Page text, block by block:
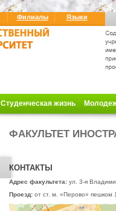
Филиалы Языки
Студенческая жизнь
ФАКУЛЬТЕТ
КОНТАКТЫ
Адрес факультета: ул. 3-я
Проезд: от ст. м. «Перово» пешком